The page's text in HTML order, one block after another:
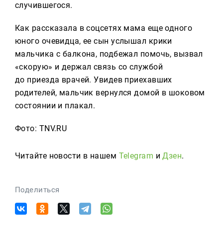
случившегося.
Как рассказала в соцсетях мама еще одного
юного очевидца, ее сын услышал крики
мальчика с балкона, подбежал помочь, вызвал
«скорую» и держал связь со службой
до приезда врачей. Увидев приехавших
родителей, мальчик вернулся домой в шоковом
состоянии и плакал.
Фото: TNV.RU
Читайте новости в нашем Telegram иДзен.
Поделиться